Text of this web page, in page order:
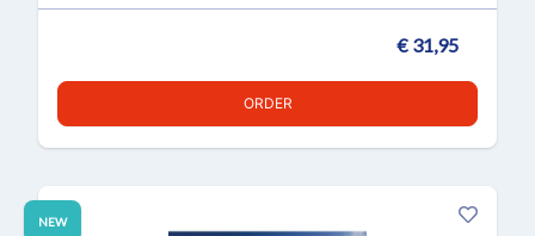
€ 31,95
ORDER
NEW